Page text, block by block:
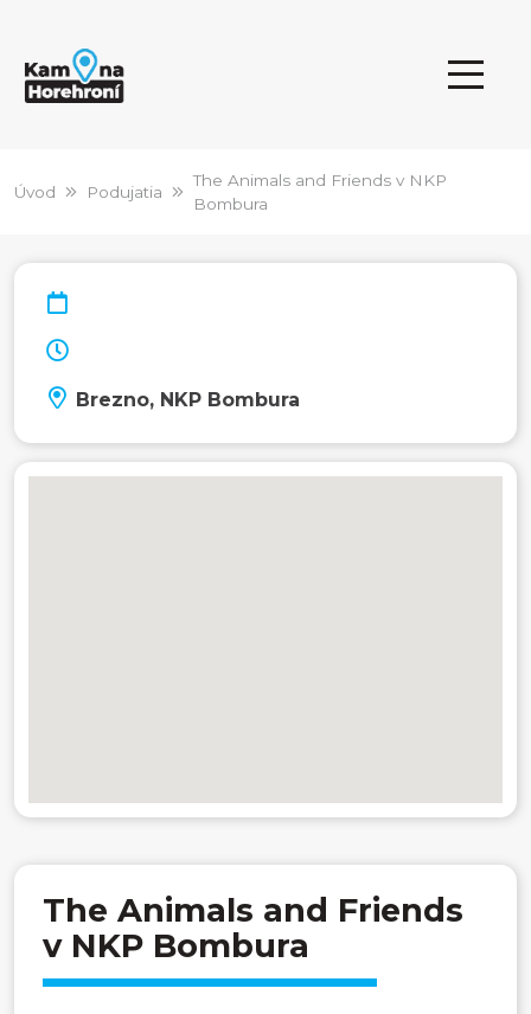
Úvod Podujatia
The Animals and Friends v NKP
Bombura
Brezno, NKP Bombura
The Animals and Friends
v NKP Bombura